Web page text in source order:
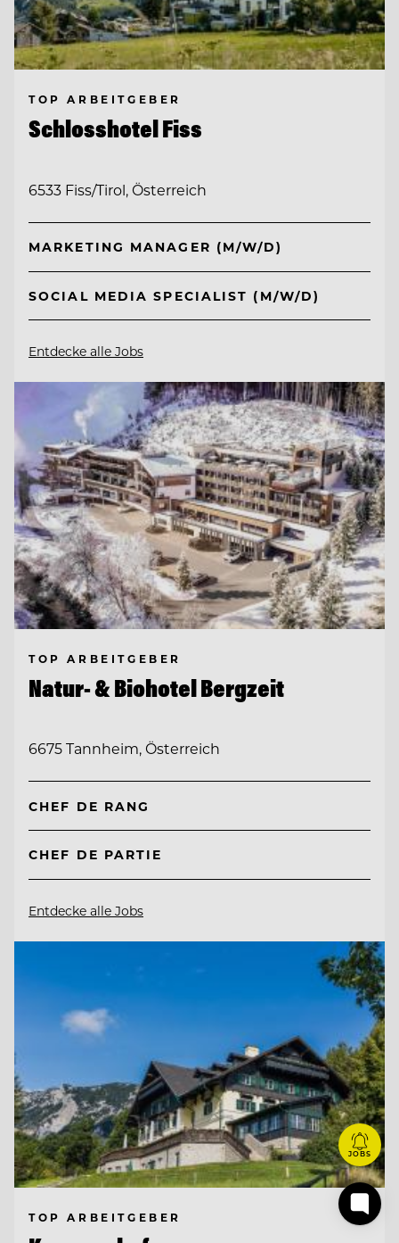
TOP ARBEITGEBER
Schlosshotel Fiss
6533 Fiss/Tirol, Österreich
MARKETING MANAGER (M/W/D)
SOCIAL MEDIA SPECIALIST (M/W/D)
Entdecke alle Jobs
TOP ARBEITGEBER
Natur- & Biohotel Bergzeit
6675 Tannheim, Österreich
CHEF DE RANG
CHEF DE PARTIE
Entdecke alle Jobs
TOP ARBEITGEBER
JOBS